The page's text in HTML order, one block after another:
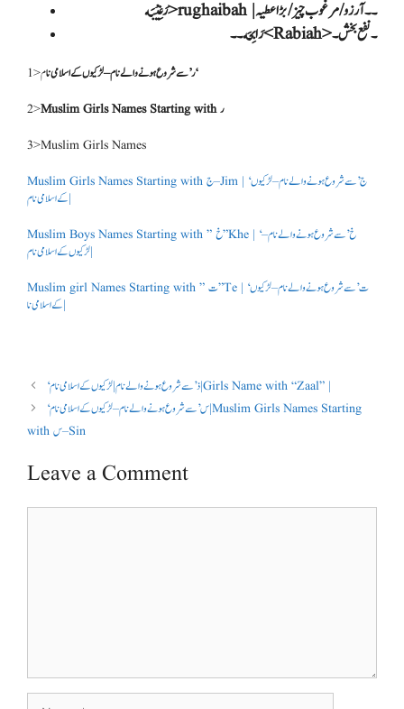
رَابِحَه۔۔<Rabiah>۔نفع بخش ۔
1> ‘ر’ سے شروع ہونے والے نام – لڑکیوں کے اسلامی نام
2>
Muslim Girls Names Starting with ر
3>Muslim Girls Names
Muslim Girls Names Starting with ج – Jim | ‘ج’ سے شروع ہونے والے نام – لڑکیوں
کے اسلامی نام |
Muslim Boys Names Starting with ” خ ” Khe | ‘خ’ سے شروع ہونے والے نام –
لڑکیوں کے اسلامی نام |
Muslim girl Names Starting with ” ت ” Te | ‘ت’ سے شروع ہونے والے نام – لڑکیوں
کے اسلامی نا |
‘ذ’ سے شروع ہونے والے نام | لڑکیوں کے اسلامی نام | Girls Name with “Zaal” |
‘س’ سے شروع ہونے والے نام – لڑکیوں کے اسلامی نام | Muslim Girls Names Starting
with س – Sin
Leave a Comment